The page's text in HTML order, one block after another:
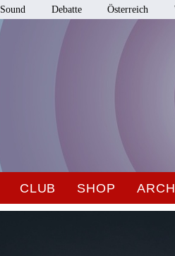
Sound Debatte Österreich
CLUB SHOP